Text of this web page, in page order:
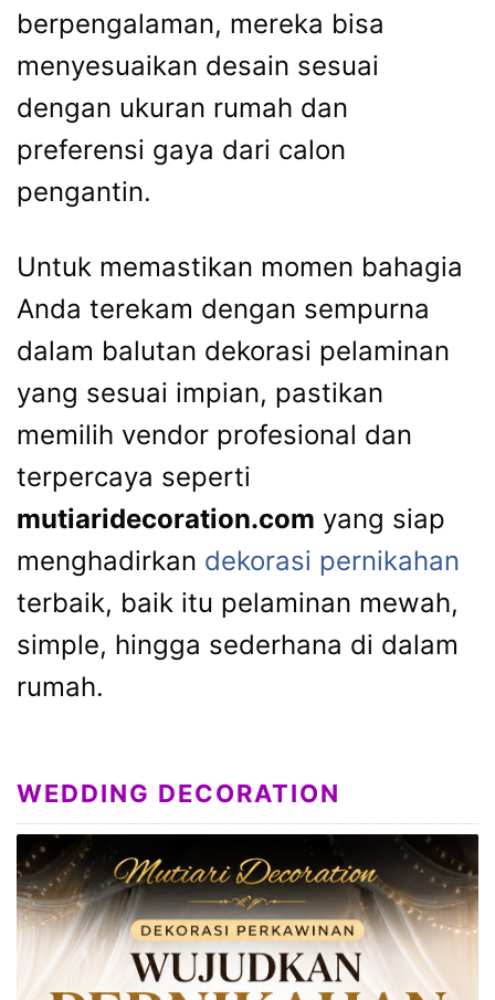
berpengalaman, mereka bisa
menyesuaikan desain sesuai
dengan ukuran rumah dan
preferensi gaya dari calon
pengantin.
Untuk memastikan momen bahagia
Anda terekam dengan sempurna
dalam balutan dekorasi pelaminan
yang sesuai impian, pastikan
memilih vendor profesional dan
terpercaya seperti
mutiaridecoration.com yang siap
menghadirkan dekorasi pernikahan
terbaik, baik itu pelaminan mewah,
simple, hingga sederhana di dalam
rumah.
WEDDING DECORATION